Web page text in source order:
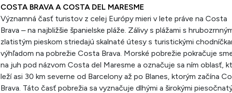
COSTA BRAVA A COSTA DEL MARESME
Významná časť turistov z celej Európy mieri v lete práve na Costa
Brava – na najbližšie španielske pláže. Zálivy s plážami s
zlatistým pieskom striedajú skalnaté útesy s turistickými
výhľadom na pobrežie Costa Brava. Morské pobrežie pokračuje
na juh pod názvom Costa del Maresme a označuje sa ním oblasť,
leží asi 30 km severne od Barcelony až po Blanes, ktorým začína
Brava. Táto časť pobrežia sa vyznačuje dlhými a širokými